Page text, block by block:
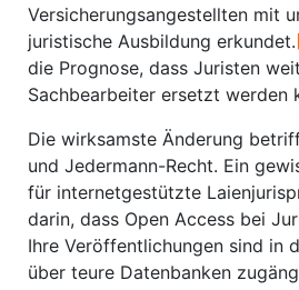
Versicherungsangestellten mit
juristische Ausbildung erkundet.
die Prognose, dass Juristen
Sachbearbeiter ersetzt werden
Die wirksamste Änderung
und Jedermann-Recht. Ein
für internetgestützte
darin, dass Open Access bei
Ihre Veröffentlichungen sind in
über teure Datenbanken